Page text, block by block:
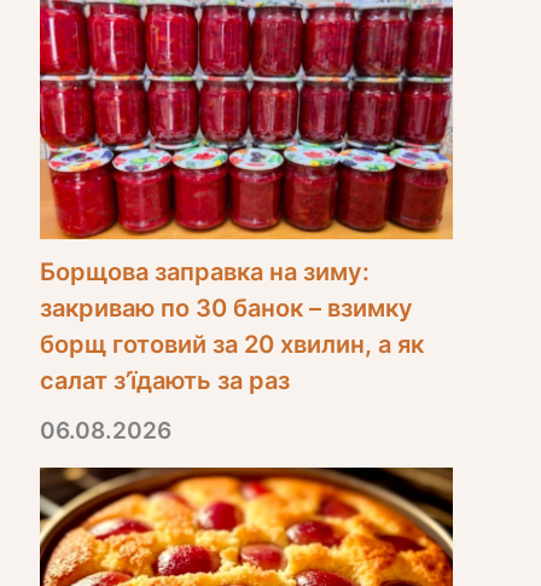
Борщова заправка на зиму:
закриваю по 30 банок – взимку
борщ готовий за 20 хвилин, а як
салат з’їдають за раз
06.08.2026